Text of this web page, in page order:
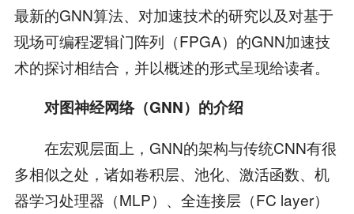
最新的GNN算法、对加速技术的研究以及对基于
现场可编程逻辑门阵列（FPGA）的GNN加速技
术的探讨相结合，并以概述的形式呈现给读者。
对图神经网络（GNN）的介绍
在宏观层面上，GNN的架构与传统CNN有很
多相似之处，诸如卷积层、池化、激活函数、机
器学习处理器（MLP）、全连接层（FC layer）